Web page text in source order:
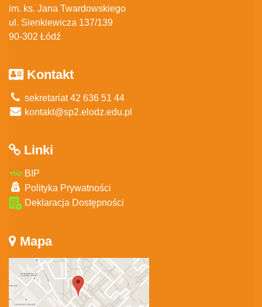
im. ks. Jana Twardowskiego
ul. Sienkiewicza 137/139
90-302 Łódź
Kontakt
sekretariat 42 636 51 44
kontakt@sp2.elodz.edu.pl
Linki
BIP
Polityka Prywatności
Deklaracja Dostępności
Mapa